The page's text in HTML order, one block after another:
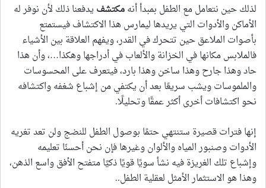
لذلك حين نتعامل مع الطفل بمبدأ أنهمكتشفيدفعنا ذلك لأن نوفر له
الأماكن والأدوات التي يريدها ليمارس هذا الاكتشاف فيستمتع
بأصوات الملاعق حين تتحرك في القدر، ويفهم العلاقة بين الأشياء
فالملابس مكانها في الخزانة والألعاب في أدراجها وهكذا…، وأن هذا
حاد وهذا جارح وهذا ساخن وهذا بارد، فيتعرف على المحسوسات
والملموسات ويشب سريعًا بعد أن يكتفي من إشباع شغفه واكتشافه
نحو اكتشافات أخرى أكثر عمقًا وتحليلًا.
إنها فترات قصيرة ستنتهي حتمًا بوصول الطفل للنضج ولن تعد تغريه
الأدوات وصنبور المياه والألوان وغيرها فإن نحن أحسنّا تعليمه
وإشباع تلك الغريزة فيه نشأ سويًا قويًا ذكيًا متفتح الأفق واسع الذهن،
وهذا هو الاستثمار الأمثل لعقلية الطفل..